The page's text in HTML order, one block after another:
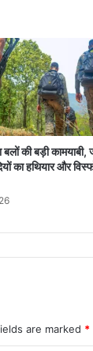
सा
य
ने
भें
ट
की
‘
मा
रा
खा
स
बलों की बड़ी
का हथियार और
are marked *